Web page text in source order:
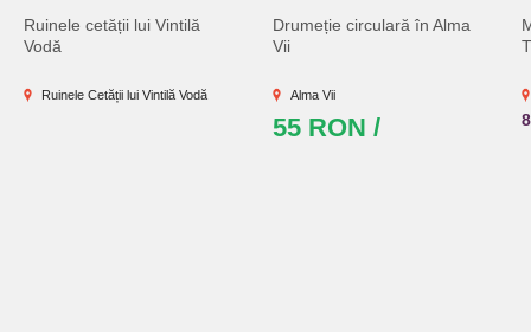
Ruinele cetății lui Vintilă
Vodă
Ruinele Cetății lui Vintilă Vodă
Drumeție circulară în Alma
Vii
Alma Vii
55 RON /